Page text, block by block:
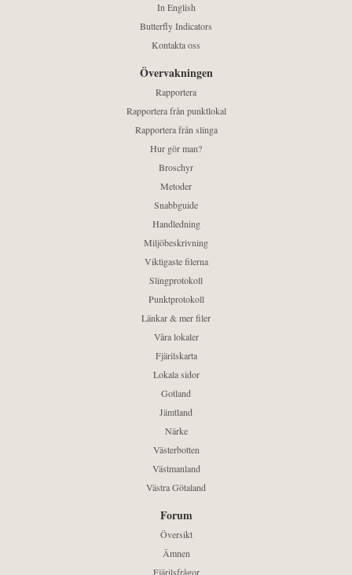
In English
Butterfly Indicators
Kontakta oss
Övervakningen
Rapportera
Rapportera från punktlokal
Rapportera från slinga
Hur gör man?
Broschyr
Metoder
Snabbguide
Handledning
Miljöbeskrivning
Viktigaste filerna
Slingprotokoll
Punktprotokoll
Länkar & mer filer
Våra lokaler
Fjärilskarta
Lokala sidor
Gotland
Jämtland
Närke
Västerbotten
Västmanland
Västra Götaland
Forum
Översikt
Ämnen
Fjärilsfrågor